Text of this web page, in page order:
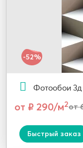
-52%
Фотообои
от ₽ 290/м2от
Быстрый заказ